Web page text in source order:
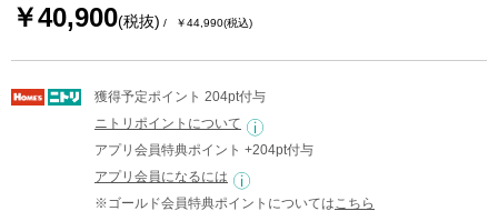
￥40,900(税抜) ￥44,990(税込)
獲得予定ポイント 204pt付与
ニトリポイントについて
アプリ会員特典ポイント +204pt付与
アプリ会員になるには
※ゴールド会員特典ポイントについては こちら